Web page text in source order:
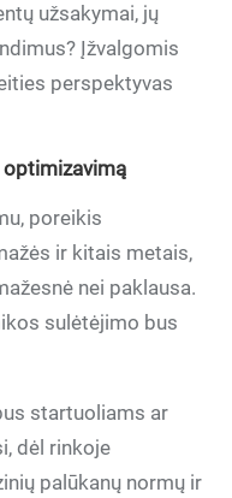
užsakymai, jų
Įžvalgomis
perspektyvas
poreikis
ir kitais metais,
nei paklausa.
sulėtėjimo bus
startuoliams ar
dėl rinkoje
palūkanų normų ir